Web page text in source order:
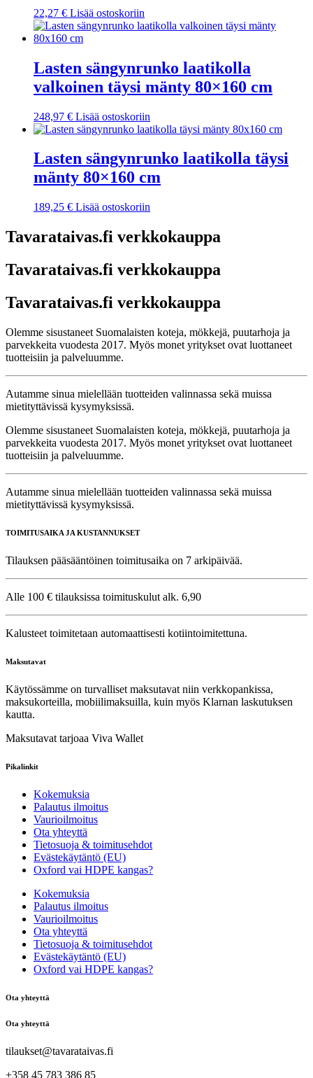
22,27 € Lisää ostoskoriin
Lasten sängynrunko laatikolla
valkoinen täysi mänty 80×160 cm
248,97 € Lisää ostoskoriin
Lasten sängynrunko laatikolla täysi
mänty 80×160 cm
189,25 € Lisää ostoskoriin
Tavarataivas.fi verkkokauppa
Tavarataivas.fi verkkokauppa
Tavarataivas.fi verkkokauppa
Olemme sisustaneet Suomalaisten koteja, mökkejä, puutarhoja ja
parvekkeita vuodesta 2017. Myös monet yritykset ovat luottaneet
tuotteisiin ja palveluumme.
Autamme sinua mielellään tuotteiden valinnassa sekä muissa
mietityttävissä kysymyksissä.
Olemme sisustaneet Suomalaisten koteja, mökkejä, puutarhoja ja
parvekkeita vuodesta 2017. Myös monet yritykset ovat luottaneet
tuotteisiin ja palveluumme.
Autamme sinua mielellään tuotteiden valinnassa sekä muissa
mietityttävissä kysymyksissä.
TOIMITUSAIKA JA KUSTANNUKSET
Tilauksen pääsääntöinen toimitusaika on 7 arkipäivää.
Alle 100 € tilauksissa toimituskulut alk. 6,90
Kalusteet toimitetaan automaattisesti kotiintoimitettuna.
Maksutavat
Käytössämme on turvalliset maksutavat niin verkkopankissa,
maksukorteilla, mobiilimaksuilla, kuin myös Klarnan laskutuksen
kautta.
Maksutavat tarjoaa Viva Wallet
Pikalinkit
Kokemuksia
Palautus ilmoitus
Vaurioilmoitus
Ota yhteyttä
Tietosuoja & toimitusehdot
Evästekäytäntö (EU)
Oxford vai HDPE kangas?
Kokemuksia
Palautus ilmoitus
Vaurioilmoitus
Ota yhteyttä
Tietosuoja & toimitusehdot
Evästekäytäntö (EU)
Oxford vai HDPE kangas?
Ota yhteyttä
Ota yhteyttä
tilaukset@tavarataivas.fi
+358 45 783 386 85